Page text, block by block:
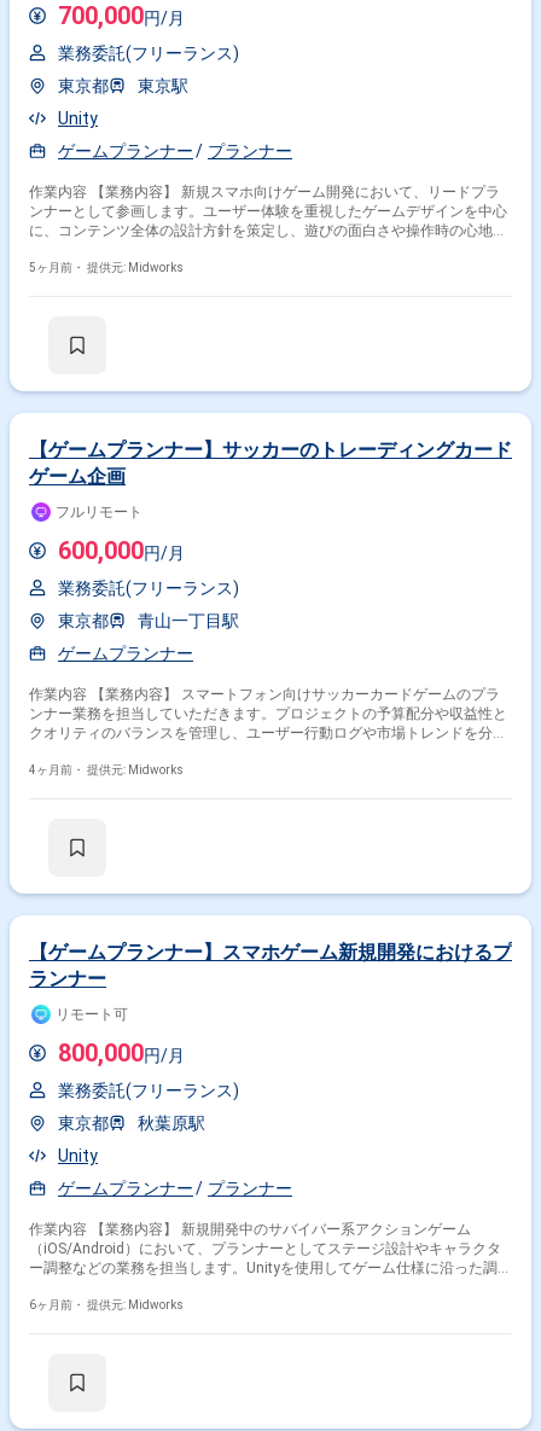
700,000円/月
業務委託(フリーランス)
東京都
東京駅
Unity
ゲームプランナー
プランナー
作業内容 【業務内容】 新規スマホ向けゲーム開発において、リードプラ
ンナーとして参画します。ユーザー体験を重視したゲームデザインを中心
に、コンテンツ全体の設計方針を策定し、遊びの面白さや操作時の心地よ
がら、各セクションや開発スタッフと連携し、仕様通りに実装されている
ゲームエコノミー設計 ・ギミック設定およびユーザー導線配置 ・Unity上
5ヶ月前・ 提供元: Midworks
【ゲームプランナー】サッカーのトレーディングカード
ゲーム企画
フルリモート
600,000円/月
業務委託(フリーランス)
東京都
青山一丁目駅
ゲームプランナー
作業内容 【業務内容】 スマートフォン向けサッカーカードゲームのプラ
ンナー業務を担当していただきます。プロジェクトの予算配分や収益性と
クオリティのバランスを管理し、ユーザー行動ログや市場トレンドを分析
スケジュールのコントロールも行います。 【作業内容】 ・プロジェクト
出社、その後在宅勤務（フルリモート相談可）
4ヶ月前・ 提供元: Midworks
【ゲームプランナー】スマホゲーム新規開発におけるプ
ランナー
リモート可
800,000円/月
業務委託(フリーランス)
東京都
秋葉原駅
Unity
ゲームプランナー
プランナー
作業内容 【業務内容】 新規開発中のサバイバー系アクションゲーム
（iOS/Android）において、プランナーとしてステージ設計やキャラクタ
ー調整などの業務を担当します。Unityを使用してゲーム仕様に沿った調整
キャラクターのパラメータ調整 ・エネミーのパラメータ調整 【稼働日
6ヶ月前・ 提供元: Midworks